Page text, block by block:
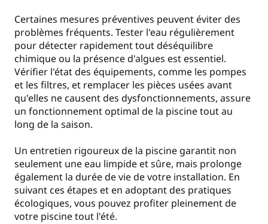
Certaines mesures préventives peuvent éviter des
problèmes fréquents. Tester l'eau régulièrement
pour détecter rapidement tout déséquilibre
chimique ou la présence d'algues est essentiel.
Vérifier l'état des équipements, comme les pompes
et les filtres, et remplacer les pièces usées avant
qu'elles ne causent des dysfonctionnements, assure
un fonctionnement optimal de la piscine tout au
long de la saison.
Un entretien rigoureux de la piscine garantit non
seulement une eau limpide et sûre, mais prolonge
également la durée de vie de votre installation. En
suivant ces étapes et en adoptant des pratiques
écologiques, vous pouvez profiter pleinement de
votre piscine tout l'été.